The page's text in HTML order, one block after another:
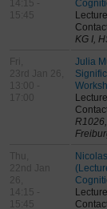
14:15 -
15:45
KG I,
Fri,
23rd Jan 26,
13:00 -
17:00
Julia
Thu,
22nd Jan
26,
14:15 -
15:45